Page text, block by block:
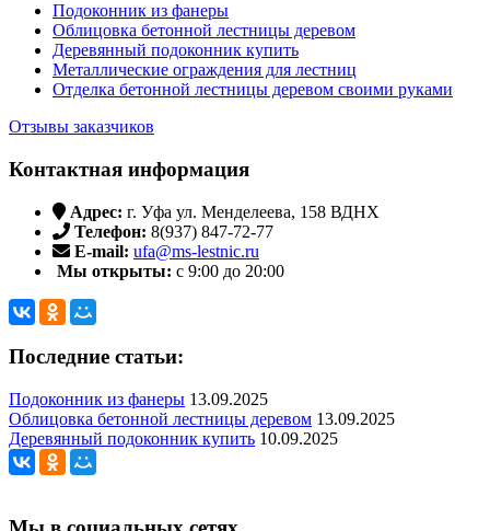
Подоконник из фанеры
Облицовка бетонной лестницы деревом
Деревянный подоконник купить
Металлические ограждения для лестниц
Отделка бетонной лестницы деревом своими руками
Отзывы заказчиков
Контактная информация
Адрес: г. Уфа ул. Менделеева, 158 ВДНХ
Телефон: 8(937) 847-72-77
E-mail: ufa@ms-lestnic.ru
Мы открыты: с 9:00 до 20:00
Последние статьи:
Подоконник из фанеры 13.09.2025
Облицовка бетонной лестницы деревом 13.09.2025
Деревянный подоконник купить 10.09.2025